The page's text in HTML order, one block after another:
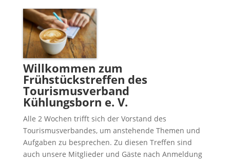
Willkommen zum
Frühstückstreffen des
Tourismusverband
Kühlungsborn e. V.
Alle 2 Wochen trifft sich der Vorstand des
Tourismusverbandes, um anstehende Themen und
Aufgaben zu besprechen. Zu diesen Treffen sind
auch unsere Mitglieder und Gäste nach Anmeldung